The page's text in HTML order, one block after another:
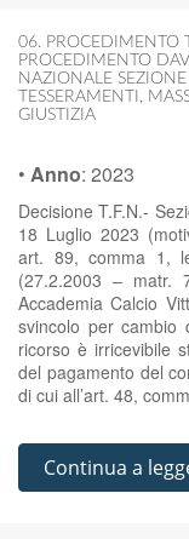
06. PROCEDIMENTO
PROCEDIMENTO
NAZIONALE SEZIONE
TESSERAMENTI ,
GIUSTIZIA
• Anno: 2023
Decisione T.F.N.-
18 Luglio 2023
art. 89, comma 1,
(27.2.2003 – matr.
Accademia Calcio
svincolo per cambio
ricorso è irricevibile
del pagamento del
di cui all’art. 48,
Continua a